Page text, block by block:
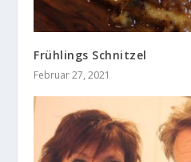
Frühlings Schnitzel
Februar 27, 2021